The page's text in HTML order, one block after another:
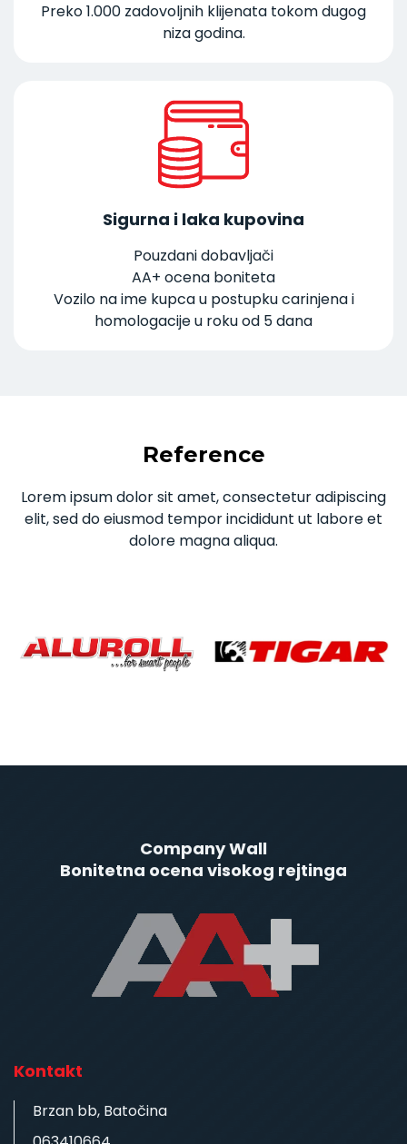
Preko 1.000 zadovoljnih klijenata tokom dugog
niza godina.
Sigurna i laka kupovina
Pouzdani dobavljači
AA+ ocena boniteta
Vozilo na ime kupca u postupku carinjena i
homologacije u roku od 5 dana
Reference
Lorem ipsum dolor sit amet, consectetur adipiscing
elit, sed do eiusmod tempor incididunt ut labore et
dolore magna aliqua.
Company Wall
Bonitetna ocena visokog rejtinga
Kontakt
Brzan bb, Batočina